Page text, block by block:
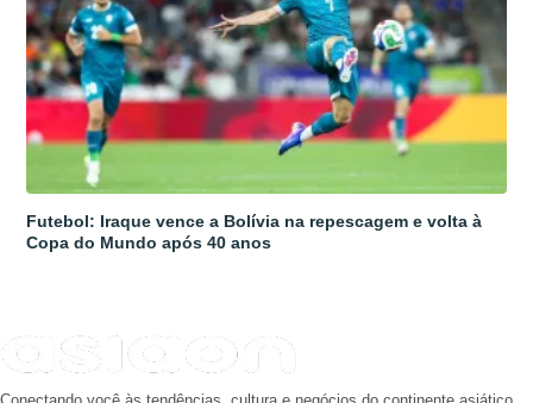
Futebol: Iraque vence a Bolívia na repescagem e volta à
Copa do Mundo após 40 anos